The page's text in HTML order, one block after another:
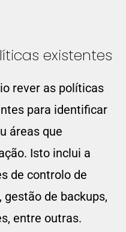
existentes
rever as políticas
para identificar
áreas que
Isto inclui a
de controlo de
gestão de backups,
entre outras.